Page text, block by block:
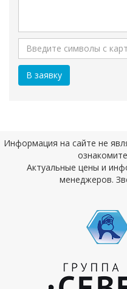
Информация на сайте не
Актуальные цены и
менеджеров.